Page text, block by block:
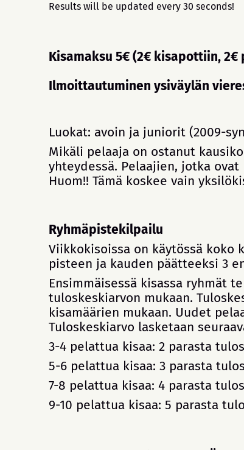
Results will be updated every 30 seconds!
Kisamaksu 5€ (2€ kisapottiin,
Ilmoittautuminen ysiväylän
Luokat: avoin ja juniorit (2009-
Mikäli pelaaja on ostanut
yhteydessä. Pelaajien, jotka
Huom!! Tämä koskee vain
Ryhmäpistekilpailu
Viikkokisoissa on käytössä koko
pisteen ja kauden päätteeksi 3
Ensimmäisessä kisassa ryhmät
tuloskeskiarvon mukaan.
kisamäärien mukaan. Uudet
Tuloskeskiarvo lasketaan
3-4 pelattua kisaa: 2 parasta
5-6 pelattua kisaa: 3 parasta
7-8 pelattua kisaa: 4 parasta
9-10 pelattua kisaa: 5 parasta